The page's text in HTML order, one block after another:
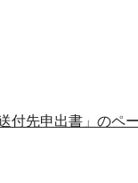
付先申出書」のペ